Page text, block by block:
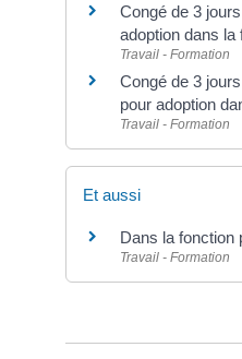
Congé de 3
adoption dans la
Travail - Formation
Congé de 3
pour adoption
Travail - Formation
Et aussi
Dans la fonction
Travail - Formation